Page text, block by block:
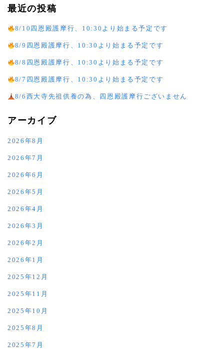
最近の投稿
8/10四恩殿護摩行、10:30より始まる予定です
8/9四恩殿護摩行、10:30より始まる予定です
8/8四恩殿護摩行、10:30より始まる予定です
8/7四恩殿護摩行、10:30より始まる予定です
8/6西大寺先祖供養の為、四恩殿護摩行ございません
アーカイブ
2026年8月
2026年7月
2026年6月
2026年5月
2026年4月
2026年3月
2026年2月
2026年1月
2025年12月
2025年11月
2025年10月
2025年8月
2025年7月